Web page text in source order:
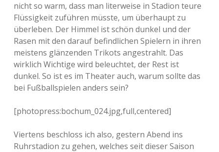
nicht so warm, dass man literweise in Stadion teure
Flüssigkeit zuführen müsste, um überhaupt zu
überleben. Der Himmel ist schön dunkel und der
Rasen mit den darauf befindlichen Spielern in ihren
meistens glänzenden Trikots angestrahlt. Das
wirklich Wichtige wird beleuchtet, der Rest ist
dunkel. So ist es im Theater auch, warum sollte das
bei Fußballspielen anders sein?
[photopress:bochum_024.jpg,full,centered]
Viertens beschloss ich also, gestern Abend ins
Ruhrstadion zu gehen, welches seit dieser Saison